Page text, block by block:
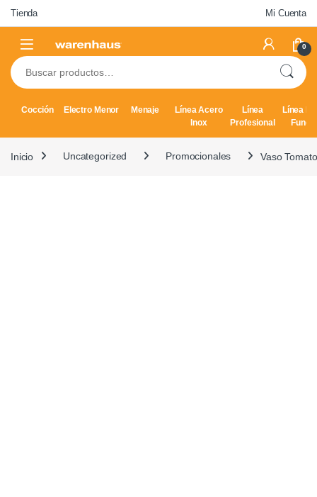
Skip to navigation
Skip to content
Tienda Mi Cuenta
0
Buscar por:
Cocción Electro Menor Menaje
Línea Acero
Inox
Línea
Profesional
Línea
Inicio Uncategorized Promocionales Vaso